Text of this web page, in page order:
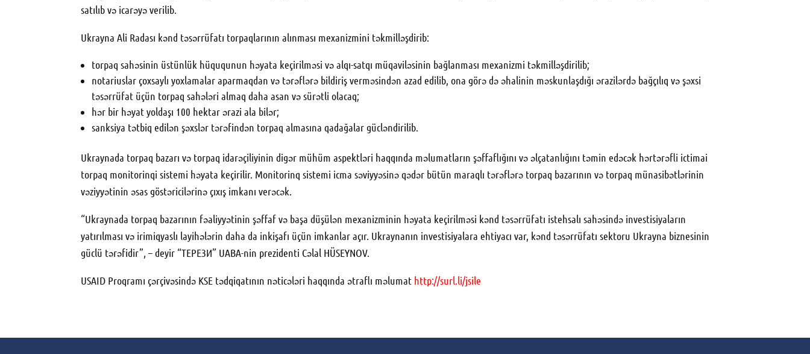
satılıb və icarəyə verilib.
Ukrayna Ali Radası kənd təsərrüfatı torpaqlarının alınması mexanizmini təkmilləşdirib:
torpaq sahəsinin üstünlük hüququnun həyata keçirilməsi və alqı-satqı müqaviləsinin bağlanması mexanizmi təkmilləşdirilib;
notariuslar çoxsaylı yoxlamalar aparmaqdan və tərəflərə bildiriş verməsindən azad edilib, ona görə də əhalinin məskunlaşdığı ərazilərdə bağçılıq və şəxsi
təsərrüfat üçün torpaq sahələri almaq daha asan və sürətli olacaq;
hər bir həyat yoldaşı 100 hektar ərazi ala bilər;
sanksiya tətbiq edilən şəxslər tərəfindən torpaq almasına qadağalar gücləndirilib.
Ukraynada torpaq bazarı və torpaq idarəçiliyinin digər mühüm aspektləri haqqında məlumatların şəffaflığını və əlçatanlığını təmin edəcək hərtərəfli ictimai
torpaq monitorinqi sistemi həyata keçirilir. Monitorinq sistemi icma səviyyəsinə qədər bütün maraqlı tərəflərə torpaq bazarının və torpaq münasibətlərinin
vəziyyətinin əsas göstəricilərinə çıxış imkanı verəcək.
“Ukraynada torpaq bazarının fəaliyyətinin şəffaf və başa düşülən mexanizminin həyata keçirilməsi kənd təsərrüfatı istehsalı sahəsində investisiyaların
yatırılması və irimiqyaslı layihələrin daha da inkişafı üçün imkanlar açır. Ukraynanın investisiyalara ehtiyacı var, kənd təsərrüfatı sektoru Ukrayna biznesinin
güclü tərəfidir”, – deyir “ТЕРЕЗИ” UABA-nin prezidenti Cəlal HÜSEYNOV.
USAID Proqramı çərçivəsində KSE tədqiqatının nəticələri haqqında ətraflı məlumat http://surl.li/jsile